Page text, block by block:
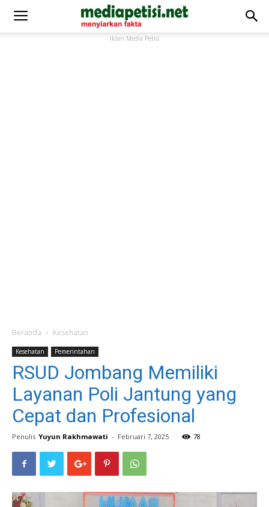
Iklan Media Petisi
Beranda Kesehatan
Kesehatan Pemerintahan
RSUD Jombang Memiliki
Layanan Poli Jantung yang
Cepat dan Profesional
Penulis Yuyun Rakhmawati - Februari 7, 2025 78